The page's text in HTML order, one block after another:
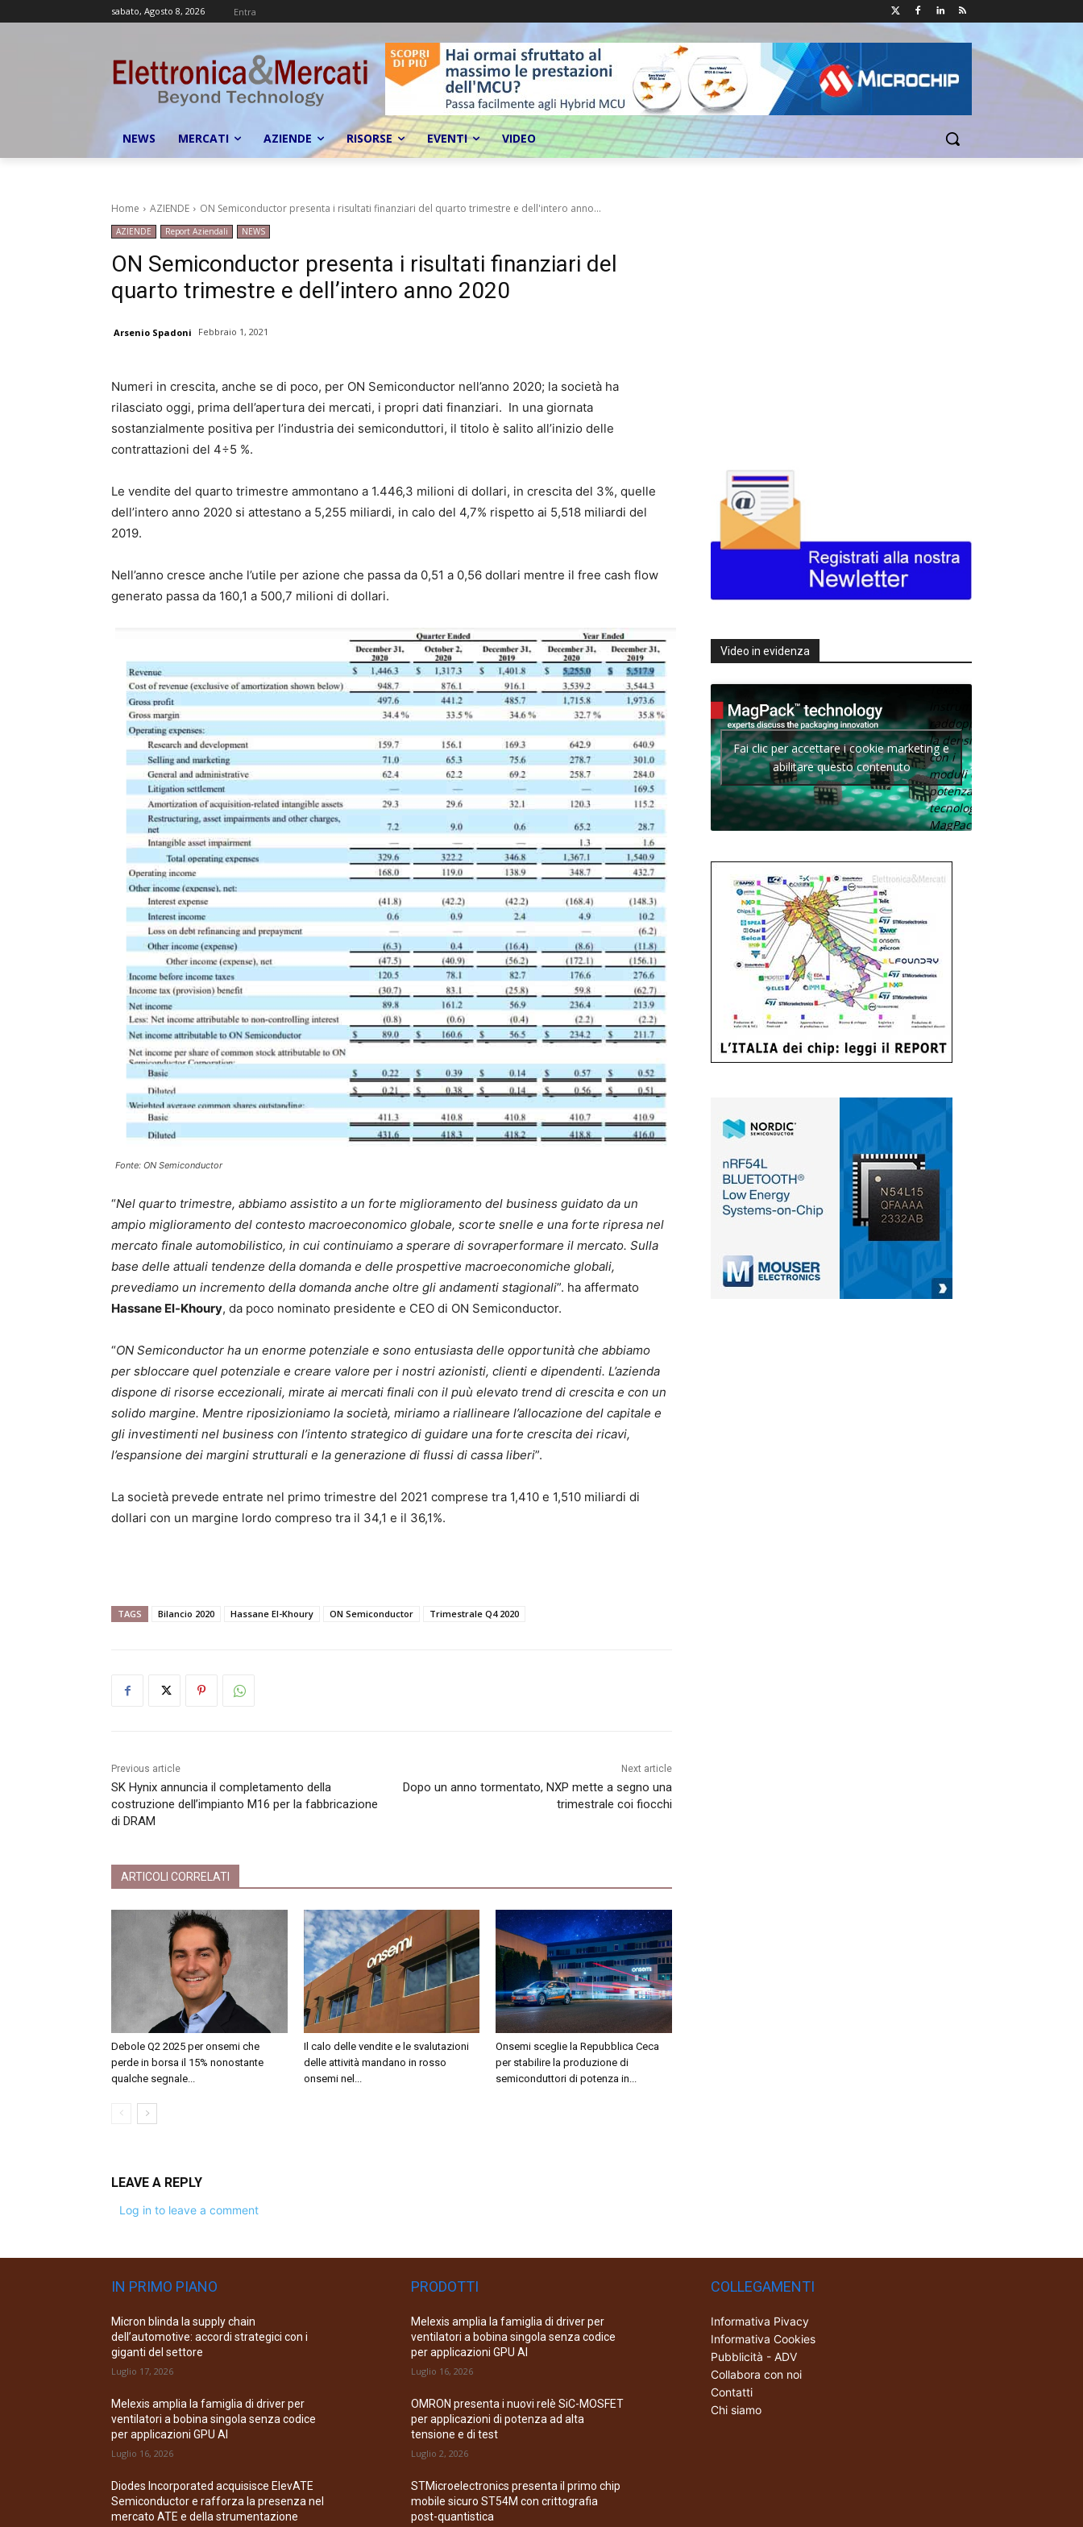
sabato, Agosto 8, 2026 Entra
NEWS MERCATI AZIENDE RISORSE EVENTI VIDEO
Home AZIENDE ON Semiconductor presenta i risultati finanziari del quarto trimestre e dell'intero anno...
AZIENDE Report Aziendali NEWS
ON Semiconductor presenta i risultati finanziari del
quarto trimestre e dell’intero anno 2020
Arsenio Spadoni Febbraio 1, 2021
Numeri in crescita, anche se di poco, per ON Semiconductor nell’anno 2020; la società ha
rilasciato oggi, prima dell’apertura dei mercati, i propri dati finanziari. In una giornata
sostanzialmente positiva per l’industria dei semiconduttori, il titolo è salito all’inizio delle
contrattazioni del 4÷5 %.
Le vendite del quarto trimestre ammontano a 1.446,3 milioni di dollari, in crescita del 3%, quelle
dell’intero anno 2020 si attestano a 5,255 miliardi, in calo del 4,7% rispetto ai 5,518 miliardi del
2019.
Nell’anno cresce anche l’utile per azione che passa da 0,51 a 0,56 dollari mentre il free cash flow
generato passa da 160,1 a 500,7 milioni di dollari.
Fonte: ON Semiconductor
“Nel quarto trimestre, abbiamo assistito a un forte miglioramento del business guidato da un
ampio miglioramento del contesto macroeconomico globale, scorte snelle e una forte ripresa nel
mercato finale automobilistico, in cui continuiamo a sperare di sovraperformare il mercato. Sulla
base delle attuali tendenze della domanda e delle prospettive macroeconomiche globali,
prevediamo un incremento della domanda anche oltre gli andamenti stagionali”. ha affermato
Hassane El-Khoury, da poco nominato presidente e CEO di ON Semiconductor.
“ON Semiconductor ha un enorme potenziale e sono entusiasta delle opportunità che abbiamo
per sbloccare quel potenziale e creare valore per i nostri azionisti, clienti e dipendenti. L’azienda
dispone di risorse eccezionali, mirate ai mercati finali con il puù elevato trend di crescita e con un
solido margine. Mentre riposizioniamo la società, miriamo a riallineare l’allocazione del capitale e
gli investimenti nel business con l’intento strategico di guidare una forte crescita dei ricavi,
l’espansione dei margini strutturali e la generazione di flussi di cassa liberi”.
La società prevede entrate nel primo trimestre del 2021 comprese tra 1,410 e 1,510 miliardi di
dollari con un margine lordo compreso tra il 34,1 e il 36,1%.
TAGS Bilancio 2020 Hassane El-Khoury ON Semiconductor Trimestrale Q4 2020
Previous article
SK Hynix annuncia il completamento della
costruzione dell’impianto M16 per la fabbricazione
di DRAM
Next article
Dopo un anno tormentato, NXP mette a segno una
trimestrale coi fiocchi
ARTICOLI CORRELATI
Debole Q2 2025 per onsemi che
perde in borsa il 15% nonostante
qualche segnale...
Il calo delle vendite e le svalutazioni
delle attività mandano in rosso
onsemi nel...
Onsemi sceglie la Repubblica Ceca
per stabilire la produzione di
semiconduttori di potenza in...
LEAVE A REPLY
Log in to leave a comment
Video in evidenza
Texas
raddoppia
la densità
con i
moduli di
potenza con
tecnologia
MagPack.
Fai clic per accettare i cookie marketing e
abilitare questo contenuto
IN PRIMO PIANO
Micron blinda la supply chain
dell’automotive: accordi strategici con i
giganti del settore
Luglio 17, 2026
Melexis amplia la famiglia di driver per
ventilatori a bobina singola senza codice
per applicazioni GPU AI
Luglio 16, 2026
Diodes Incorporated acquisisce ElevATE
Semiconductor e rafforza la presenza nel
mercato ATE e della strumentazione
PRODOTTI
Melexis amplia la famiglia di driver per
ventilatori a bobina singola senza codice
per applicazioni GPU AI
Luglio 16, 2026
OMRON presenta i nuovi relè SiC-MOSFET
per applicazioni di potenza ad alta
tensione e di test
Luglio 2, 2026
STMicroelectronics presenta il primo chip
mobile sicuro ST54M con crittografia
post-quantistica
COLLEGAMENTI
Informativa Pivacy
Informativa Cookies
Pubblicità - ADV
Collabora con noi
Contatti
Chi siamo